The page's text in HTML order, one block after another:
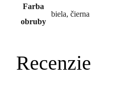
Farba
obruby
biela, čierna
Recenzie